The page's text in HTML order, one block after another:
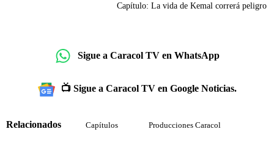
Capítulo: La vida de Kemal correrá peligro
Sigue a Caracol TV en WhatsApp
📺 Sigue a Caracol TV en Google Noticias.
Relacionados Capítulos Producciones Caracol